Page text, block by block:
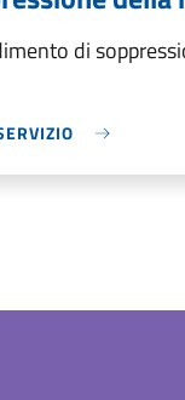
di